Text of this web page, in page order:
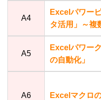
A4
Excelパワー
タ活用」～複
A5
Excelパワー
の自動化」
A6 Excelマクロ